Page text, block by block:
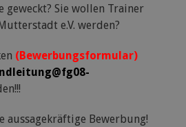
geweckt? Sie wollen Trainer
e.V. werden?
(Bewerbungsformular)
aussagekräftige Bewerbung!